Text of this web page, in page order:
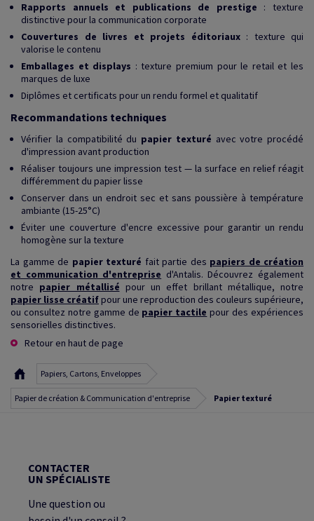
Rapports annuels et publications de prestige : texture
distinctive pour la communication corporate
Couvertures de livres et projets éditoriaux: texture qui
valorise le contenu
Emballages et displays : texture premium pour le retail et les
marques de luxe
Diplômes et certificats pour un rendu formel et qualitatif
Recommandations techniques
Vérifier la compatibilité du papier texturé avec votre procédé
d'impression avant production
Réaliser toujours une impression test — la surface en relief réagit
différemment du papier lisse
Conserver dans un endroit sec et sans poussière à température
ambiante (15-25°C)
Éviter une couverture d'encre excessive pour garantir un rendu
homogène sur la texture
La gamme de papier texturé fait partie des papiers de création
et communication d'entreprise d'Antalis. Découvrez également
notre papier métallisé pour un effet brillant métallique, notre
papier lisse créatifpour une reproduction des couleurs supérieure,
ou consultez notre gamme de papier tactile pour des expériences
sensorielles distinctives.
Retour en haut de page
Papiers, Cartons, Enveloppes
Papier de création & Communication d'entreprise Papier texturé
CONTACTER
UN SPÉCIALISTE
Une question ou